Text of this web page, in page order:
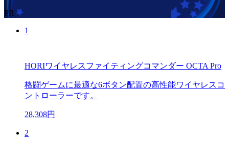
PR
1
HORIワイヤレスファイティングコマンダー OCTA Pro
格闘ゲームに最適な6ボタン配置の高性能ワイヤレスコ
ントローラーです。
28,308円
2